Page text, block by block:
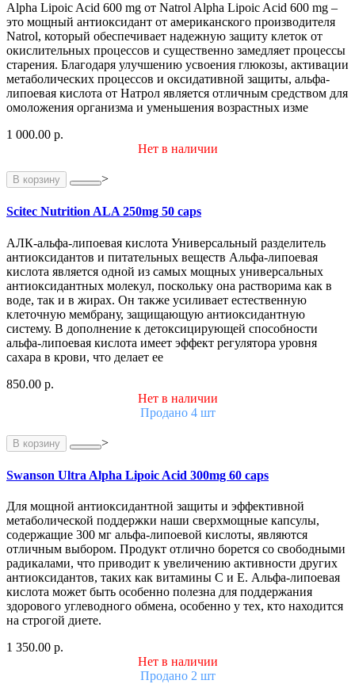
Alpha Lipoic Acid 600 mg от Natrol Alpha Lipoic Acid 600 mg –
это мощный антиоксидант от американского производителя
Natrol, который обеспечивает надежную защиту клеток от
окислительных процессов и существенно замедляет процессы
старения. Благодаря улучшению усвоения глюкозы, активации
метаболических процессов и оксидативной защиты, альфа-
липоевая кислота от Натрол является отличным средством для
омоложения организма и уменьшения возрастных изме
1 000.00 р.
Нет в наличии
В корзину >
Scitec Nutrition ALA 250mg 50 caps
АЛК-альфа-липоевая кислота Универсальный разделитель
антиоксидантов и питательных веществ Альфа-липоевая
кислота является одной из самых мощных универсальных
антиоксидантных молекул, поскольку она растворима как в
воде, так и в жирах. Он также усиливает естественную
клеточную мембрану, защищающую антиоксидантную
систему. В дополнение к детоксицирующей способности
альфа-липоевая кислота имеет эффект регулятора уровня
сахара в крови, что делает ее
850.00 р.
Нет в наличии
Продано 4 шт
В корзину >
Swanson Ultra Alpha Lipoic Acid 300mg 60 caps
Для мощной антиоксидантной защиты и эффективной
метаболической поддержки наши сверхмощные капсулы,
содержащие 300 мг альфа-липоевой кислоты, являются
отличным выбором. Продукт отлично борется со свободными
радикалами, что приводит к увеличению активности других
антиоксидантов, таких как витамины С и Е. Альфа-липоевая
кислота может быть особенно полезна для поддержания
здорового углеводного обмена, особенно у тех, кто находится
на строгой диете.
1 350.00 р.
Нет в наличии
Продано 2 шт